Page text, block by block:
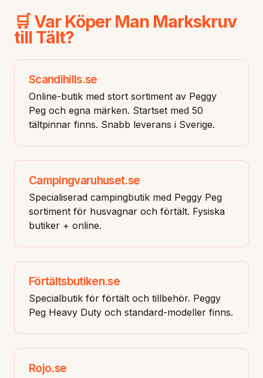
🛒 Var Köper Man Markskruv
till Tält?
Scandihills.se
Online-butik med stort sortiment av Peggy
Peg och egna märken. Startset med 50
tältpinnar finns. Snabb leverans i Sverige.
Campingvaruhuset.se
Specialiserad campingbutik med Peggy Peg
sortiment för husvagnar och förtält. Fysiska
butiker + online.
Förtältsbutiken.se
Specialbutik för förtält och tillbehör. Peggy
Peg Heavy Duty och standard-modeller finns.
Rojo.se